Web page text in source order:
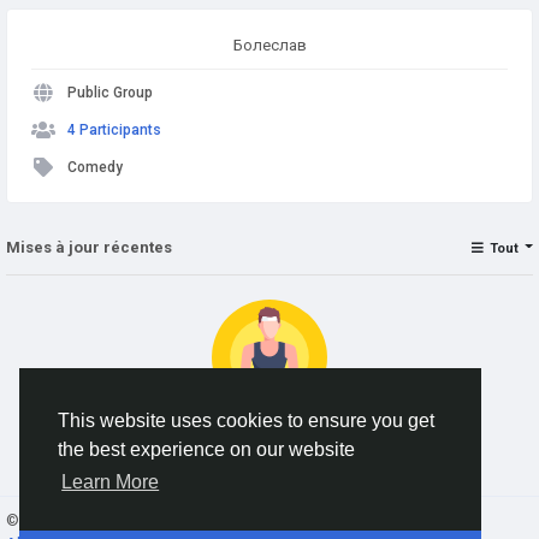
This website uses cookies to ensure you get
the best experience on our website
Learn More
Болеслав
Public Group
4 Participants
Comedy
Mises à jour récentes Tout
No data to show
© 2026 AnimeSocial.SU - Первая аниме сеть!